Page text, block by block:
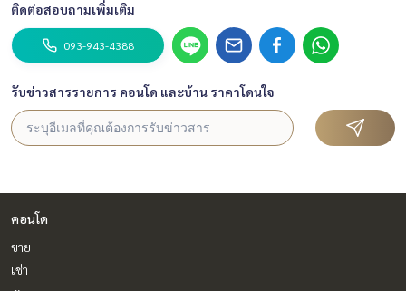
ติดต่อสอบถามเพิ่มเติม
093-943-4388
รับข่าวสารรายการ คอนโด และบ้าน ราคาโดนใจ
คอนโด
ขาย
เช่า